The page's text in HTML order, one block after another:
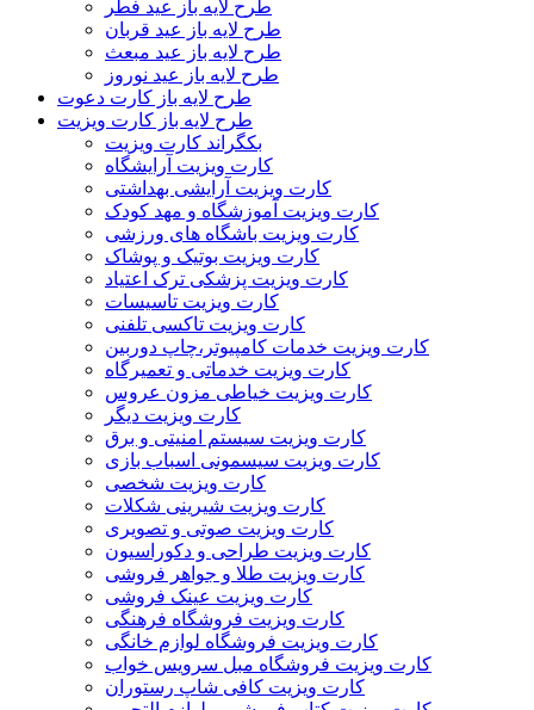
طرح لایه باز عید فطر
طرح لایه باز عید قربان
طرح لایه باز عید مبعث
طرح لایه باز عید نوروز
طرح لایه باز کارت دعوت
طرح لایه باز کارت ویزیت
بکگراند کارت ویزیت
کارت ویزیت آرایشگاه
کارت ویزیت آرایشی بهداشتی
کارت ویزیت آموزشگاه و مهد کودک
کارت ویزیت باشگاه های ورزشی
کارت ویزیت بوتیک و پوشاک
کارت ویزیت پزشکی ترک اعتیاد
کارت ویزیت تاسیسات
کارت ویزیت تاکسی تلفنی
کارت ویزیت خدمات کامپیوتر،چاپ دوربین
کارت ویزیت خدماتی و تعمیرگاه
کارت ویزیت خیاطی مزون عروس
کارت ویزیت دیگر
کارت ویزیت سیستم امنیتی و برق
کارت ویزیت سیسمونی اسباب بازی
کارت ویزیت شخصی
کارت ویزیت شیرینی شکلات
کارت ویزیت صوتی و تصویری
کارت ویزیت طراحی و دکوراسیون
کارت ویزیت طلا و جواهر فروشی
کارت ویزیت عینک فروشی
کارت ویزیت فروشگاه فرهنگی
کارت ویزیت فروشگاه لوازم خانگی
کارت ویزیت فروشگاه مبل سرویس خواب
کارت ویزیت کافی شاپ رستوران